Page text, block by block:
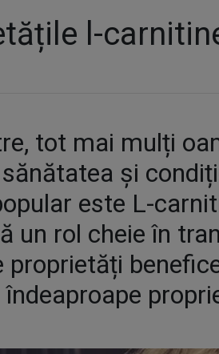
l-
tot mai mulți
și
este L-
un rol cheie în
proprietăți